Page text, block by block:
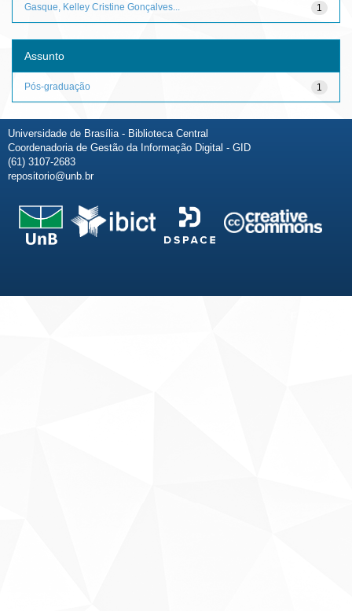
1
Gasque, Kelley Cristine Gonçalves...
Assunto
1
Pós-graduação
Universidade de Brasília - Biblioteca Central
Coordenadoria de Gestão da Informação Digital - GID
(61) 3107-2683
repositorio@unb.br